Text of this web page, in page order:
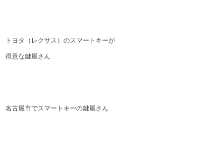
トヨタ（レクサス）のスマートキーが
得意な鍵屋さん
名古屋市でスマートキーの鍵屋さん